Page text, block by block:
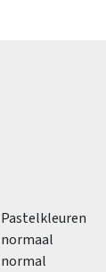
Pastelkleuren
normaal
normal